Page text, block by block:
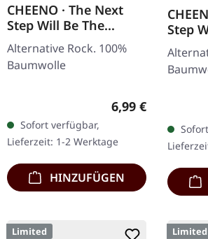
CHEENO · The Next
Step Will Be The
Hardest | GIRLIE
Alternative Rock. 100%
Baumwolle
Regulärer Preis:
6,99 €
Sofort verfügbar,
Lieferzeit: 1-2 Werktage
HINZUFÜGEN
Step
Limited
Limited